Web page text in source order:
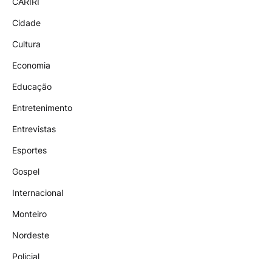
Cidade
Cultura
Economia
Educação
Entretenimento
Entrevistas
Esportes
Gospel
Internacional
Monteiro
Nordeste
Policial